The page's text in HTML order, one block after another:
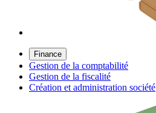
Finance
Gestion de la comptabilité
Gestion de la fiscalité
Création et administration société